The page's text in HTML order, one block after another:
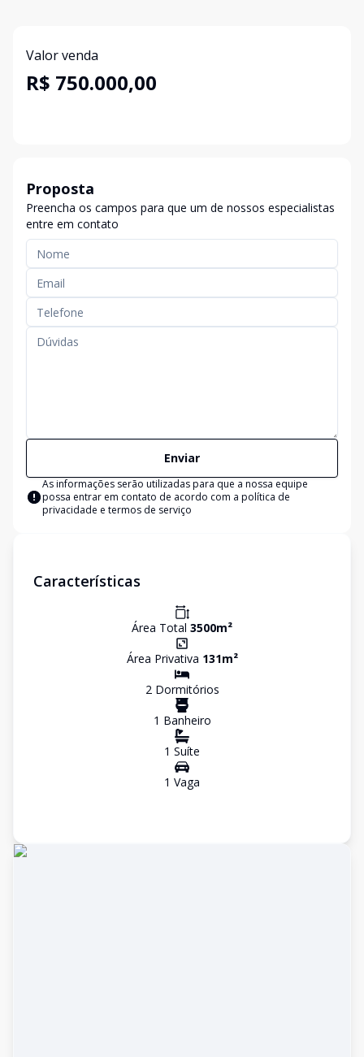
Valor venda
R$ 750.000,00
Proposta
Preencha os campos para que um de nossos especialistas
entre em contato
Enviar
As informações serão utilizadas para que a nossa equipe
possa entrar em contato de acordo com a política de
privacidade e termos de serviço
Características
Área Total 3500m²
Área Privativa 131m²
2Dormitórios
1 Banheiro
1 Suíte
1 Vaga